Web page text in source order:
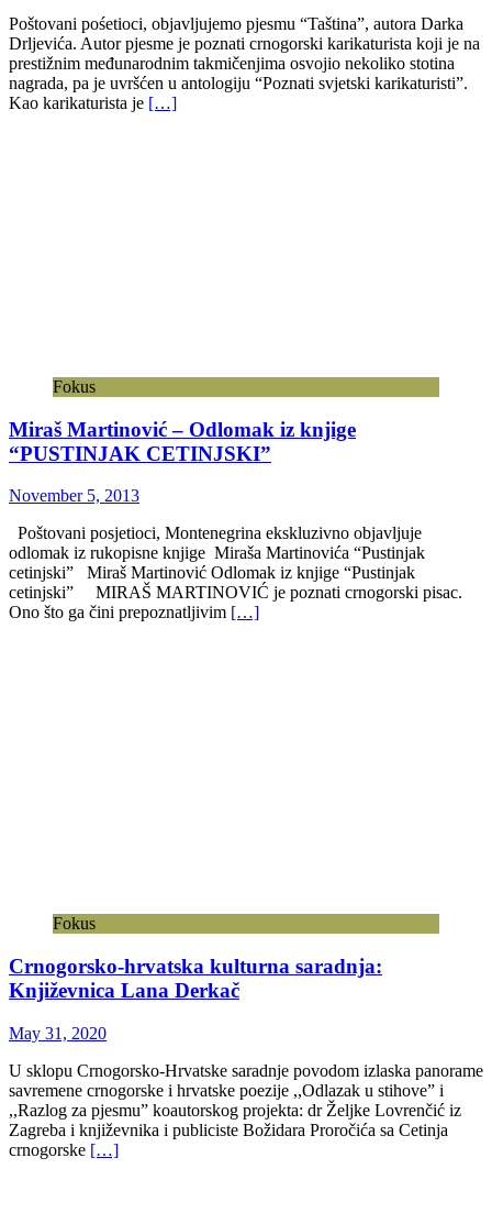
Poštovani pośetioci, objavljujemo pjesmu “Taština”, autora Darka
Drljevića. Autor pjesme je poznati crnogorski karikaturista koji je na
prestižnim međunarodnim takmičenjima osvojio nekoliko stotina
nagrada, pa je uvršćen u antologiju “Poznati svjetski karikaturisti”.
Kao karikaturista je […]
Fokus
Miraš Martinović – Odlomak iz knjige
“PUSTINJAK CETINJSKI”
November 5, 2013
Poštovani posjetioci, Montenegrina ekskluzivno objavljuje
odlomak iz rukopisne knjige Miraša Martinovića “Pustinjak
cetinjski” Miraš Martinović Odlomak iz knjige “Pustinjak
cetinjski” MIRAŠ MARTINOVIĆ je poznati crnogorski pisac.
Ono što ga čini prepoznatljivim […]
Fokus
Crnogorsko-hrvatska kulturna saradnja:
Književnica Lana Derkač
May 31, 2020
U sklopu Crnogorsko-Hrvatske saradnje povodom izlaska panorame
savremene crnogorske i hrvatske poezije ,,Odlazak u stihove” i
,,Razlog za pjesmu” koautorskog projekta: dr Željke Lovrenčić iz
Zagreba i književnika i publiciste Božidara Proročića sa Cetinja
crnogorske […]